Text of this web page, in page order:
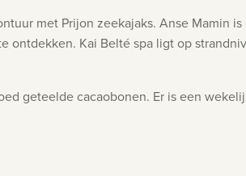
met Prijon zeekajaks. Anse Mamin
Kai Belté spa ligt op
geteelde cacaobonen. Er is een